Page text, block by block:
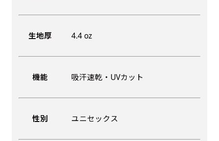
生地厚 4.4 oz
機能 吸汗速乾・UVカット
性別 ユニセックス